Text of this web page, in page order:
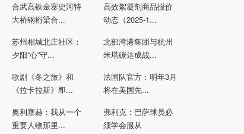
合武高铁金寨史河特
大桥钢桁梁合...
高效絮凝剂商品报价
动态（2025-1...
苏州相城北庄社区：
夕阳“心”守...
北部湾港集团与杭州
米塔碳达成战...
歌剧《冬之旅》和
《拉卡拉斯》即...
法国队官方：明年3月
将在美国先...
奥利塞赫：我从一个
重要人物那里...
弗利克：巴萨球员必
须学会服从